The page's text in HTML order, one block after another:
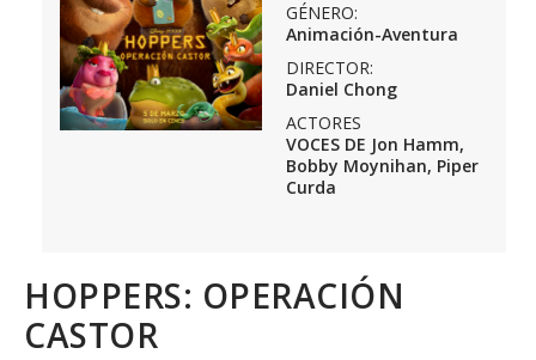
GÉNERO:
Animación-Aventura
DIRECTOR:
Daniel Chong
ACTORES
VOCES DE Jon Hamm,
Bobby Moynihan, Piper
Curda
HOPPERS: OPERACIÓN
CASTOR